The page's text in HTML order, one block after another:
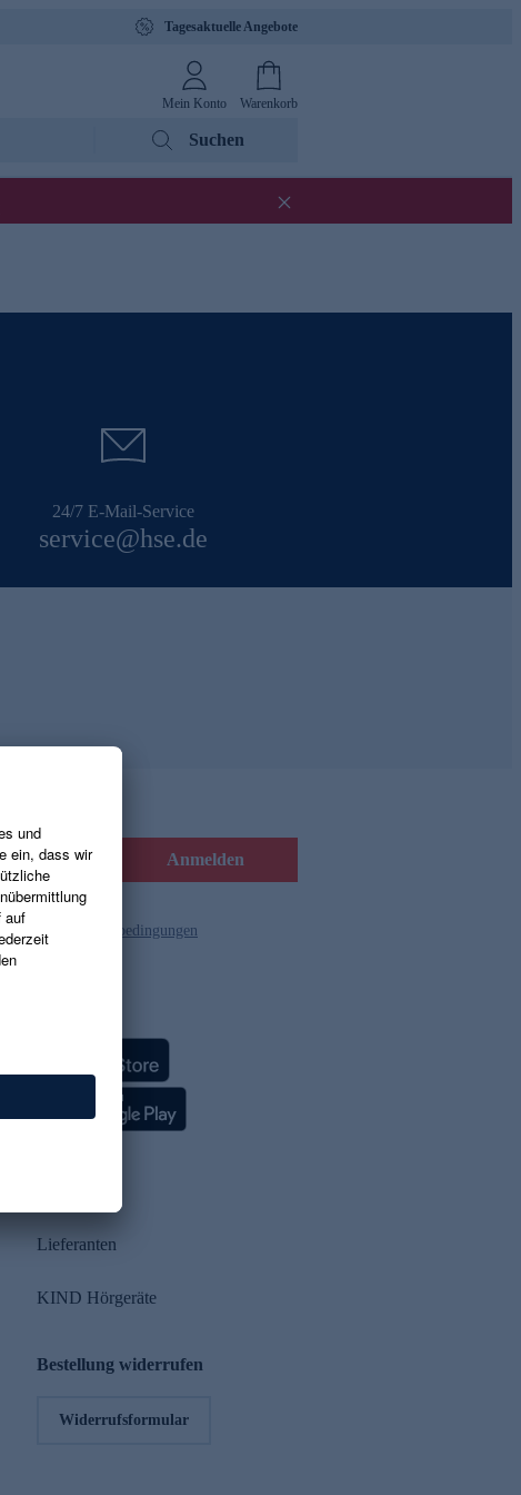
Tagesaktuelle Angebote
Mein Konto Warenkorb
Suchen
24/7 E-Mail-Service
service@hse.de
Anmelden
und die Gutscheinbedingungen
Lieferanten
KIND Hörgeräte
Bestellung widerrufen
Widerrufsformular